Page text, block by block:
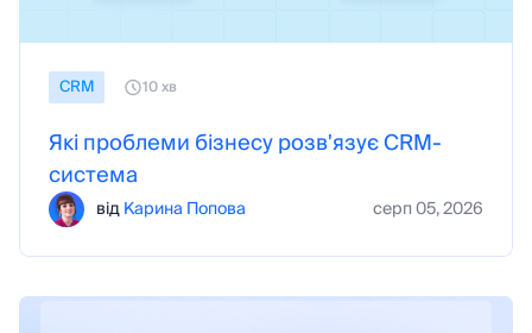
CRM 10 хв
Які проблеми бізнесу розв'язує CRM-
система
відКарина Попова серп 05, 2026